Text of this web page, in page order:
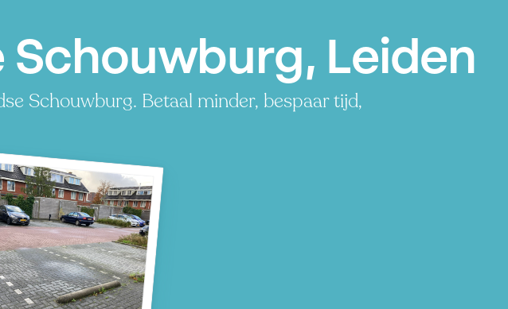
Schouwburg, Leiden
Schouwburg. Betaal minder, bespaar tijd,